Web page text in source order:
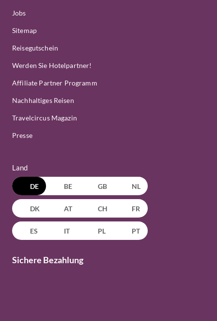
Jobs
Sitemap
Reisegutschein
Werden Sie Hotelpartner!
Affiliate Partner Programm
Nachhaltiges Reisen
Travelcircus Magazin
Presse
Land
DE BE GB NL
DK AT CH FR
ES IT PL PT
Sichere Bezahlung